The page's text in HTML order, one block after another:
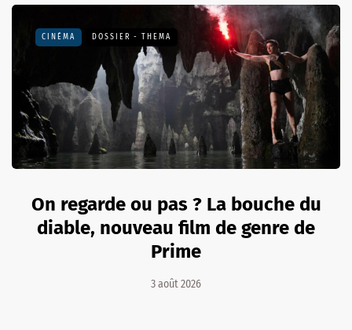
CINÉMA DOSSIER - THEMA
On regarde ou pas ? La bouche du
diable, nouveau film de genre de
Prime
3 août 2026